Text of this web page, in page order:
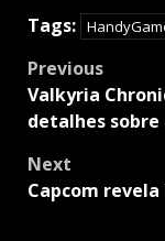
Tags:
Post
Previous
Valkyria
detalhes
Next
Capcom